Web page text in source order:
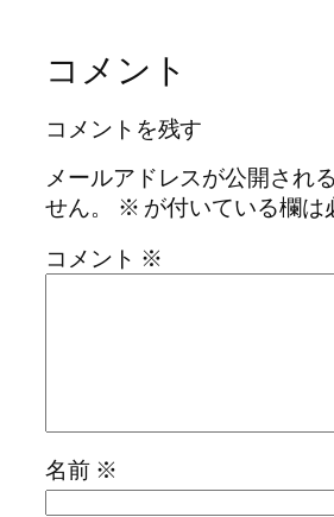
コメント
コメントを残す
メールアドレスが公開され
せん。
※ が付いている欄は
コメント ※
名前 ※